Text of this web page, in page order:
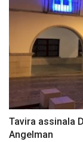
Tavira assinala
Angelman